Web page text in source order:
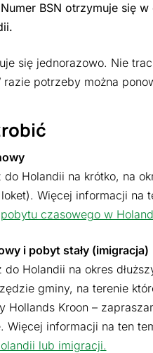
BSN otrzymuje się
się jednorazowo. Nie
razie potrzeby można
Holandii na krótko, na
loket). Więcej informacji na
pobytu czasowego w
i pobyt stały (imigracja)
Holandii na okres
gminy, na terenie
Hollands Kroon –
Więcej informacji na ten
lub imigracji.